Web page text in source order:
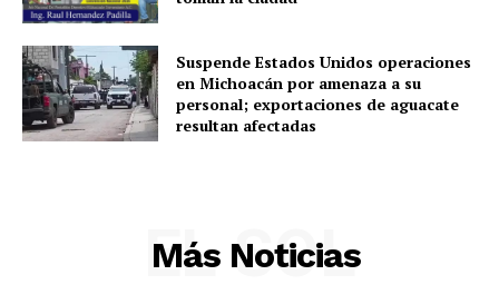
Suspende Estados Unidos operaciones
en Michoacán por amenaza a su
personal; exportaciones de aguacate
resultan afectadas
Más Noticias
EL SOL